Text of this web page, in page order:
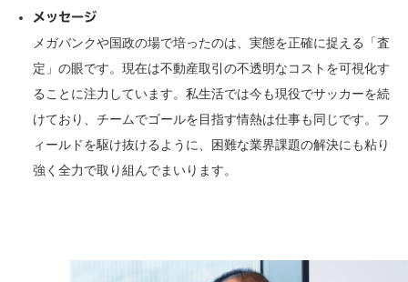
メッセージ
メガバンクや国政の場で培ったのは、実態を正確に捉える「査
定」の眼です。現在は不動産取引の不透明なコストを可視化す
ることに注力しています。私生活では今も現役でサッカーを続
けており、チームでゴールを目指す情熱は仕事も同じです。フ
ィールドを駆け抜けるように、困難な業界課題の解決にも粘り
強く全力で取り組んでまいります。